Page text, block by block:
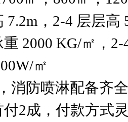
7.2m，2-4 层层高
重 2000 KG/㎡，
㎡
消防喷淋配备齐全
付2成，付款方式